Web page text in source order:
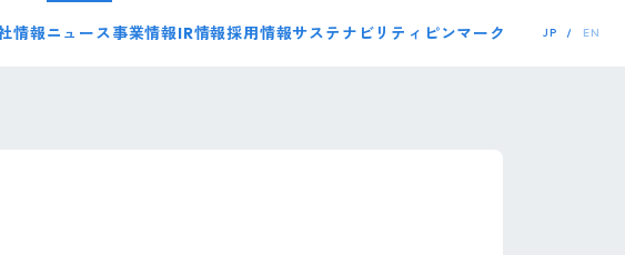
情報ニュース事業情報IR情報採用情報サステナビリティ ピンマーク JP EN